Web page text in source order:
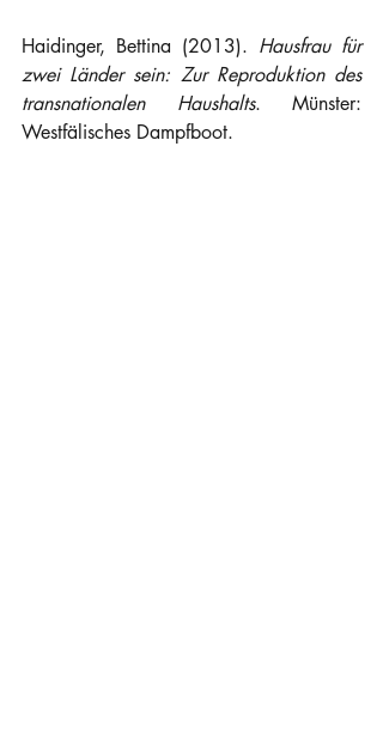
Haidinger, Bettina (2013). Hausfrau für
zwei Länder sein: Zur Reproduktion des
transnationalen Haushalts. Münster:
Westfälisches Dampfboot.